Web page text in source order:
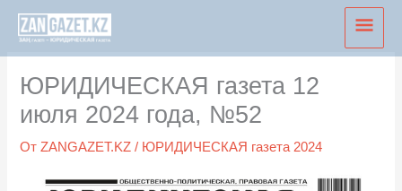
Перейти
содержимому
ЮРИДИЧЕСКАЯ газета 12
июля 2024 года, №52
ОтZANGAZET.KZ/ ЮРИДИЧЕСКАЯ газета 2024